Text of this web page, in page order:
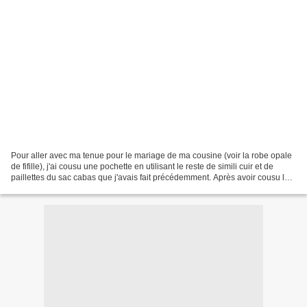
Pour aller avec ma tenue pour le mariage de ma cousine (voir la robe opale
de fifille), j'ai cousu une pochette en utilisant le reste de simili cuir et de
paillettes du sac cabas que j'avais fait précédemment. Après avoir cousu les